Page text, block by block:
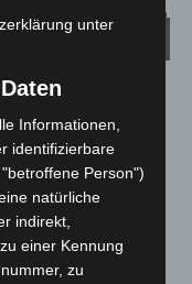
7%
unter
Informationen,
identifizierbare
Person")
natürliche
indirekt,
einer Kennung
zu